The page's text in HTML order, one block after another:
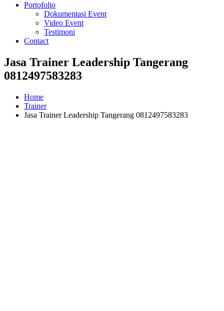
Portofolio
Dokumentasi Event
Video Event
Testimoni
Contact
Jasa Trainer Leadership Tangerang
0812497583283
Home
Trainer
Jasa Trainer Leadership Tangerang 0812497583283